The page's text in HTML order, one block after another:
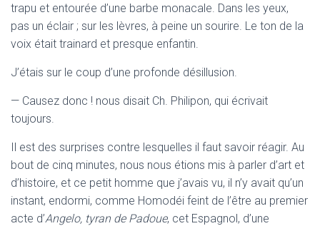
trapu et entourée d’une barbe monacale. Dans les yeux,
pas un éclair ; sur les lèvres, à peine un sourire. Le ton de la
voix était trainard et presque enfantin.
J’étais sur le coup d’une profonde désillusion.
— Causez donc ! nous disait Ch. Philipon, qui écrivait
toujours.
Il est des surprises contre lesquelles il faut savoir réagir. Au
bout de cinq minutes, nous nous étions mis à parler d’art et
d’histoire, et ce petit homme que j’avais vu, il n’y avait qu’un
instant, endormi, comme Homodéi feint de l’être au premier
acte d’Angelo, tyran de Padoue, cet Espagnol, d’une